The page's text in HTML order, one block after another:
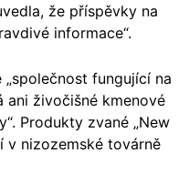
že příspěvky na
informace“.
„společnost fungující na
ani živočišné kmenové
Produkty zvané „New
v nizozemské továrně